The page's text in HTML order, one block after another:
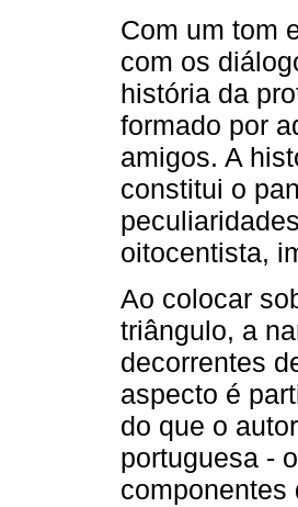
Com um tom
com os
história da
formado por
amigos. A
constitui o
oitocentista,
Ao colocar
triângulo, a
decorrentes
aspecto é
do que o
portuguesa -
componentes